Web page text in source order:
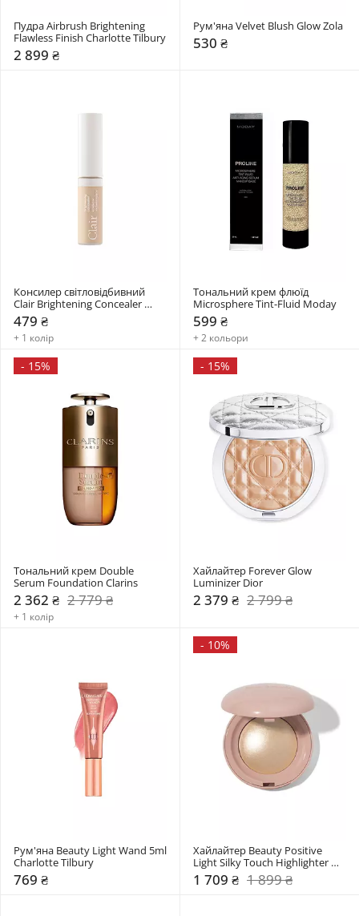
Пудра Airbrush Brightening
Flawless Finish Charlotte Tilbury
2 899 ₴
Рум'яна Velvet Blush Glow Zola
530 ₴
Консилер світловідбивний
Clair Brightening Concealer
Paese
479 ₴
+ 1 колір
Тональний крем флюїд
Microsphere Tint-Fluid Moday
599 ₴
+ 2 кольори
- 15%
Тональний крем Double
Serum Foundation Clarins
2 362 ₴ 2 779 ₴
+ 1 колір
- 15%
Хайлайтер Forever Glow
Luminizer Dior
2 379 ₴ 2 799 ₴
Рум'яна Beauty Light Wand 5ml
Charlotte Tilbury
769 ₴
- 10%
Хайлайтер Beauty Positive
Light Silky Touch Highlighter
Rare Beauty
1 709 ₴ 1 899 ₴